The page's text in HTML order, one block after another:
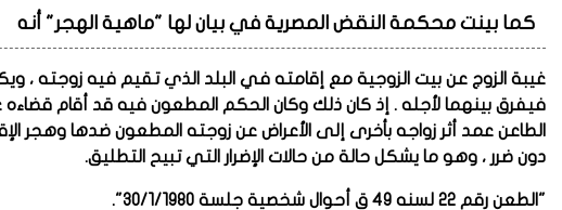
كما بينت محكمة النقض المصرية في بيان لها "ماهية الهجر" أنه
غيبة الزوج عن بيت الزوجية مع إقامته في البلد الذي تقيم فيه زوجته ،
فيفرق بينهما لأجله . إذ كان ذلك وكان الحكم المطعون فيه قد أقام
الطاعن عمد أثر زواجه بأخرى إلى الأعراض عن زوجته المطعون ضدها وهجر
دون ضرر ، وهو ما يشكل حالة من حالات الإضرار التي تبيح التطليق.
" الطعن رقم 22 لسنه 49 ق أحوال شخصية جلسة 30/1/1980 ".